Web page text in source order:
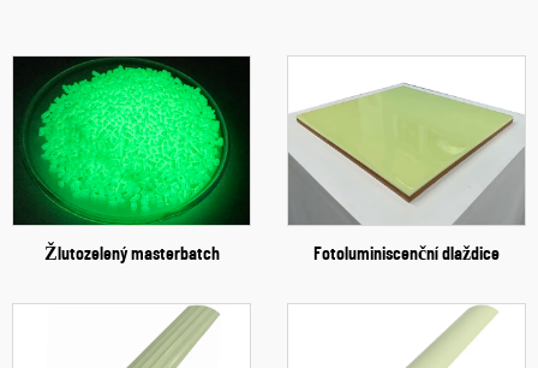
Žlutozelený masterbatch Fotoluminiscenční dlaždice